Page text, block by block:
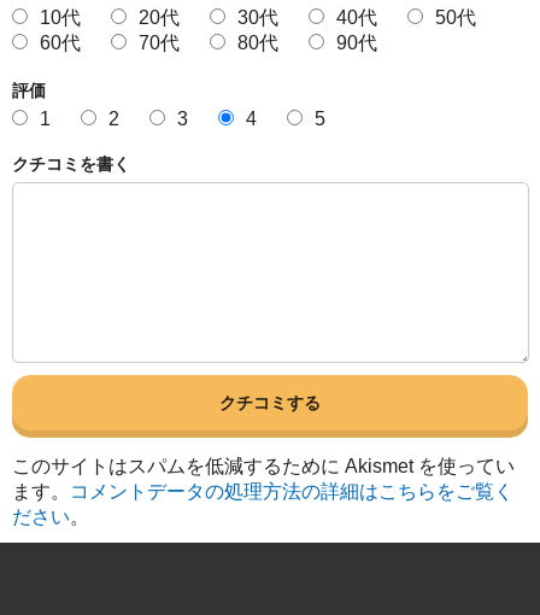
10代 20代 30代 40代
50代
60代
70代 80代 90代
評価
1 2 3 4 5
クチコミを書く
このサイトはスパムを低減するために Akismet を使ってい
ます。
コメントデータの処理方法の詳細はこちらをご覧く
ださい。